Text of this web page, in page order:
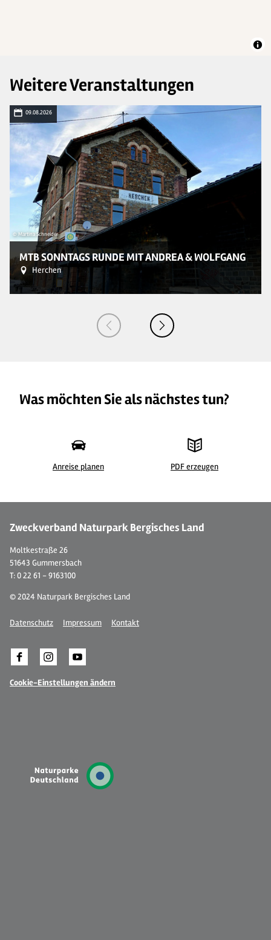
Weitere Veranstaltungen
09.08.2026
© Martina Schneider
MTB SONNTAGS RUNDE MIT ANDREA & WOLFGANG
Herchen
Was möchten Sie als nächstes tun?
Anreise planen PDF erzeugen
Zweckverband Naturpark Bergisches Land
Moltkestraße 26
51643 Gummersbach
T: 0 22 61 - 9163100
© 2024 Naturpark Bergisches Land
Datenschutz Impressum Kontakt
Cookie-Einstellungen ändern